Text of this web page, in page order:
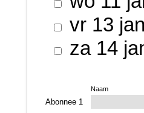
vr 13 jan
za 14
Naam
Abonnee 1